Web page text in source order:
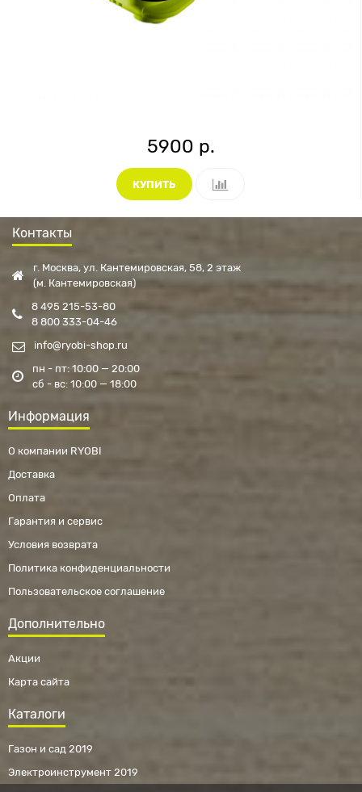
5900 р.
КУПИТЬ
Контакты
г. Москва, ул. Кантемировская, 58, 2 этаж
(м. Кантемировская)
8 495 215-53-80
8 800 333-04-46
info@ryobi-shop.ru
пн - пт: 10:00 — 20:00
сб - вс: 10:00 — 18:00
Информация
О компании RYOBI
Доставка
Оплата
Гарантия и сервис
Условия возврата
Политика конфиденциальности
Пользовательское соглашение
Дополнительно
Акции
Карта сайта
Каталоги
Газон и сад 2019
Электроинструмент 2019